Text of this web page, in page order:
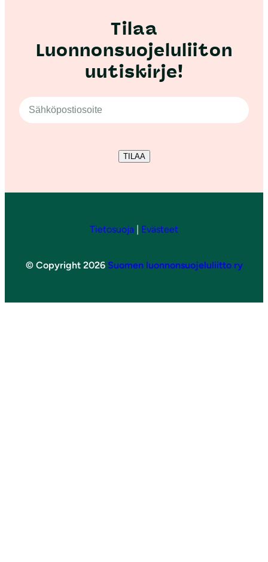
Tilaa
Luonnonsuojeluliiton
uutiskirje!
TILAA
Tietosuoja | Evästeet
© Copyright 2026 Suomen luonnonsuojeluliitto ry